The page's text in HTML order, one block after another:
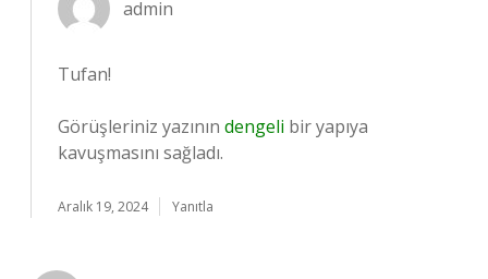
admin
Tufan!
Görüşleriniz yazının dengeli bir yapıya
kavuşmasını sağladı.
Aralık 19, 2024 Yanıtla